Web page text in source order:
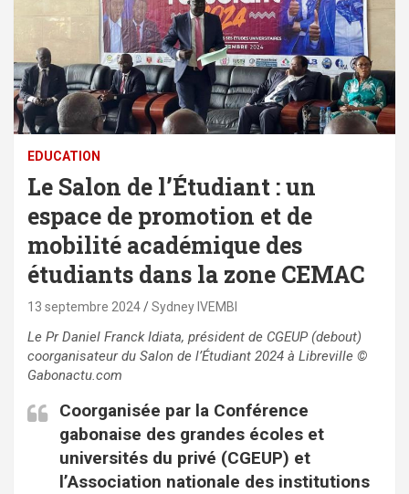
EDUCATION
Le Salon de l’Étudiant : un
espace de promotion et de
mobilité académique des
étudiants dans la zone CEMAC
13 septembre 2024 Sydney IVEMBI
Le Pr Daniel Franck Idiata, président de CGEUP (debout)
coorganisateur du Salon de l’Étudiant 2024 à Libreville ©
Gabonactu.com
Coorganisée par la Conférence
gabonaise des grandes écoles et
universités du privé (CGEUP) et
l’Association nationale des institutions